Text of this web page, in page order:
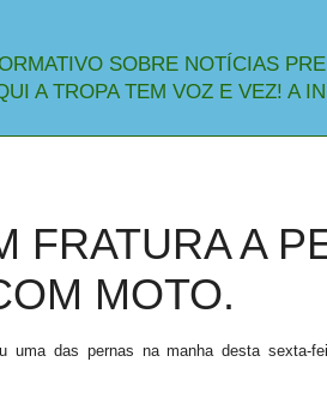
SOBRE NOTÍCIAS
A TROPA TEM VOZ E VEZ! A
FRATURA A
MOTO.
uma das pernas na manha desta sexta-